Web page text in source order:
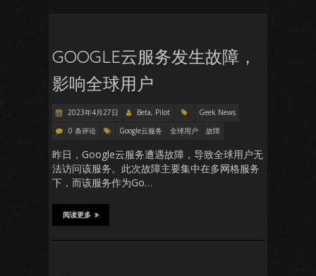
GOOGLE云服务发生故障，
影响全球用户
2023年4月27日 Beta, Pilot
Geek News
0 条评论
Google云服务 全球用户 故障
昨日，Google云服务遭遇故障，导致全球用户无
法访问该服务。此次故障主要集中在多网格服务
下，而该服务作为Go…
阅读更多